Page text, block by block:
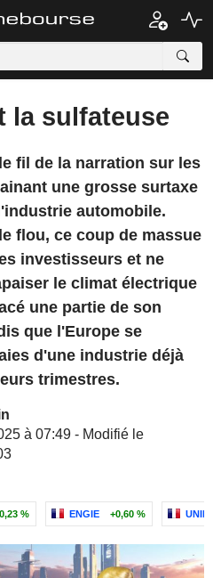
la sulfateuse
fil de la narration sur les
une grosse surtaxe
automobile.
flou, ce coup de massue
investisseurs et ne
le climat électrique
une partie de son
que l'Europe se
d'une industrie déjà
trimestres.
à 07:49 - Modifié le
% ENGIE +0,60 %